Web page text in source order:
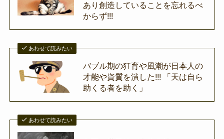
あり創造していることを忘れるべ
からず!!!
あわせて読みたい
バブル期の狂育や風潮が日本人の
才能や資質を潰した!!! 「天は自ら
助くる者を助く」
あわせて読みたい